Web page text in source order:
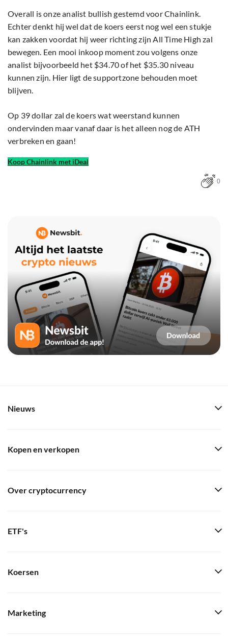
Overall is onze analist bullish gestemd voor Chainlink.
Echter denkt hij wel dat de koers eerst nog wel een stukje
kan zakken voordat hij weer richting zijn All Time High zal
bewegen. Een mooi inkoop moment zou volgens onze
analist bijvoorbeeld het $34.70 of het $35.30 niveau
kunnen zijn. Hier ligt de supportzone behouden moet
blijven.
Op 39 dollar zal de koers wat weerstand kunnen
ondervinden maar vanaf daar is het alleen nog de ATH
verbreken en gaan!
Koop Chainlink met iDeal
0
Nieuws
Kopen en verkopen
Over cryptocurrency
ETF's
Koersen
Marketing